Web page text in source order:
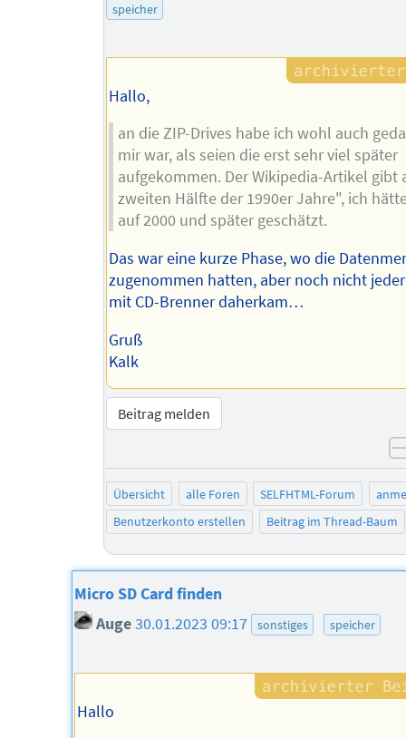
speicher
Hallo,
an die ZIP-Drives habe ich wohl auch
mir war, als seien die erst sehr viel später
aufgekommen. Der Wikipedia-Artikel gibt
zweiten Hälfte der 1990er Jahre", ich
auf 2000 und später geschätzt.
Das war eine kurze Phase, wo die
zugenommen hatten, aber noch nicht
mit CD-Brenner daherkam…
Gruß
Kalk
Beitrag melden
Übersicht alle Foren SELFHTML-Forum
Benutzerkonto erstellen
Beitrag im Thread-Baum
Micro SD Card finden
Auge30.01.2023 09:17 sonstiges speicher
Hallo